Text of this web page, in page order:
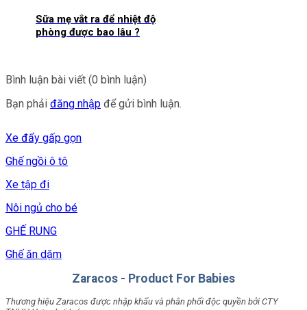
Sữa mẹ vắt ra để nhiệt độ
phòng được bao lâu ?
Bình luận bài viết (0 bình luận)
Bạn phải đăng nhập để gửi bình luận.
Xe đẩy gấp gọn
Ghế ngồi ô tô
Xe tập đi
Nôi ngủ cho bé
GHẾ RUNG
Ghế ăn dặm
Zaracos - Product For Babies
Thương hiệu Zaracos được nhập khẩu và phân phối độc quyền bởi CTY